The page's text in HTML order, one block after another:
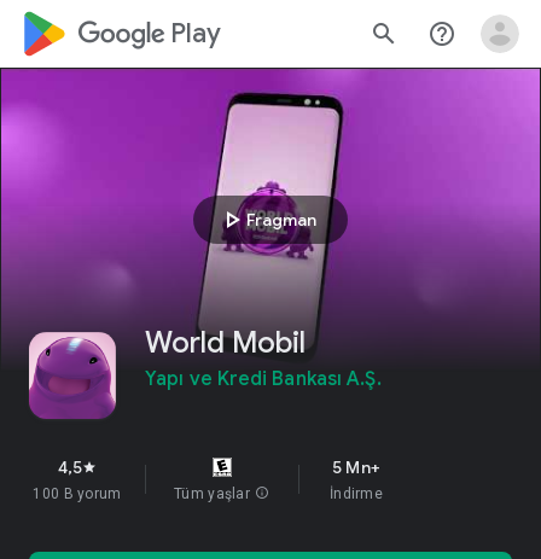
google_logo Play search help_outline
play_arrowFragman
World Mobil
Yapı ve Kredi Bankası A.Ş.
4,5star
100 B yorum Tüm yaşlar info
5 Mn+
İndirme